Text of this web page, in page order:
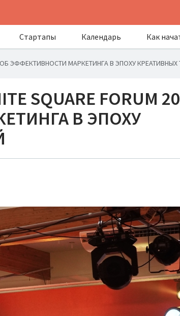
Стартапы Календарь Как
ОБ ЭФФЕКТИВНОСТИ МАРКЕТИНГА В ЭПОХУ
SQUARE FORUM
В ЭПОХУ